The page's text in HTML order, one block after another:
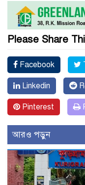
Please Share
Facebook
Linkedin
Pinterest
আরও পড়ুন